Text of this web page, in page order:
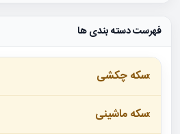
فهرست دسته بندی ها
سکه چکشی
سکه ماشینی